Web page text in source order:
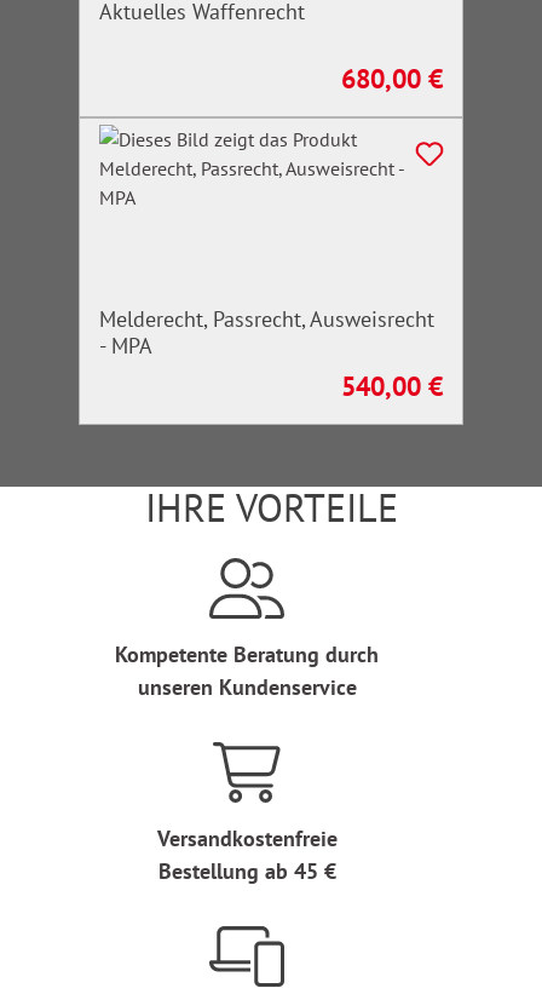
Aktuelles Waffenrecht
Regulärer Preis:
680,00 €
Melderecht, Passrecht, Ausweisrecht
- MPA
Regulärer Preis:
540,00 €
IHRE VORTEILE
Kompetente Beratung durch
unseren Kundenservice
Versandkostenfreie
Bestellung ab 45 €